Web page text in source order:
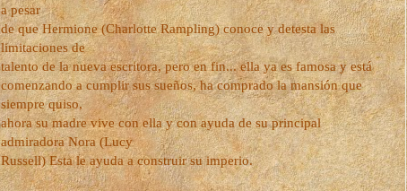
a pesar
de que Hermione (Charlotte Rampling) conoce y detesta las
limitaciones de
talento de la nueva escritora, pero en fin... ella ya es famosa y está
comenzando a cumplir sus sueños, ha comprado la mansión que
siempre quiso,
ahora su madre vive con ella y con ayuda de su principal
admiradora Nora (Lucy
Russell) Esta le ayuda a construir su imperio.